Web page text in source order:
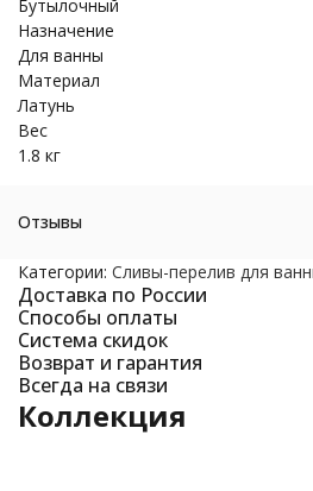
Бутылочный
Назначение
Для ванны
Материал
Латунь
Вес
1.8 кг
Отзывы
Категории: Cливы-перелив для
Доставка по России
Способы оплаты
Система скидок
Возврат и гарантия
Всегда на связи
Коллекция